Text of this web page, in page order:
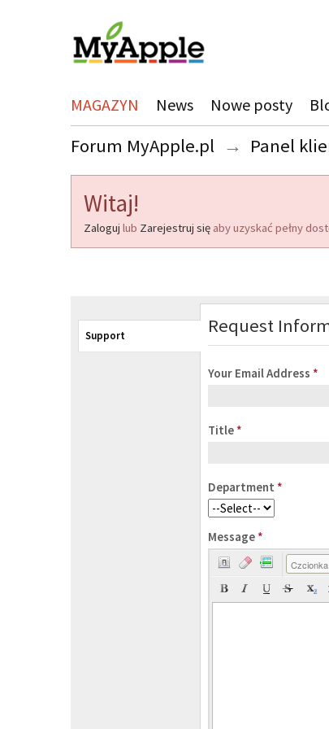
MAGAZYN News Nowe posty
Forum MyApple.pl → Panel
Witaj!
Zaloguj lub Zarejestruj się aby uzyskać pełny
Support Request
Your Email Address *
Title *
Department *
Message *
Czcionka